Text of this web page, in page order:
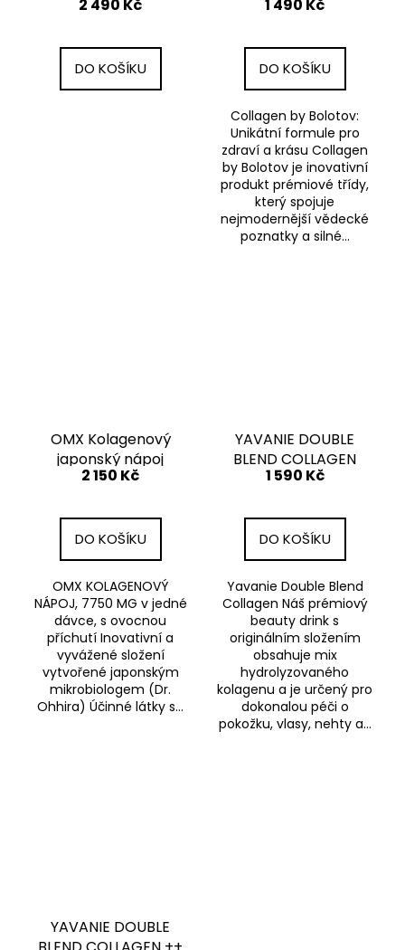
svěží pomeranč
2 490 Kč
DO KOŠÍKU
peptidy / 10 000 mg
1 490 Kč
DO KOŠÍKU
Collagen by Bolotov:
Unikátní formule pro
zdraví a krásu Collagen
by Bolotov je inovativní
produkt prémiové třídy,
který spojuje
nejmodernější vědecké
poznatky a silné...
OMX Kolagenový
japonský nápoj
2 150 Kč
DO KOŠÍKU
OMX KOLAGENOVÝ
NÁPOJ, 7750 MG v jedné
dávce, s ovocnou
příchutí Inovativní a
vyvážené složení
vytvořené japonským
mikrobiologem (Dr.
Ohhira) Účinné látky s...
YAVANIE DOUBLE
BLEND COLLAGEN
1 590 Kč
DO KOŠÍKU
Yavanie Double Blend
Collagen Náš prémiový
beauty drink s
originálním složením
obsahuje mix
hydrolyzovaného
kolagenu a je určený pro
dokonalou péči o
pokožku, vlasy, nehty a...
YAVANIE DOUBLE